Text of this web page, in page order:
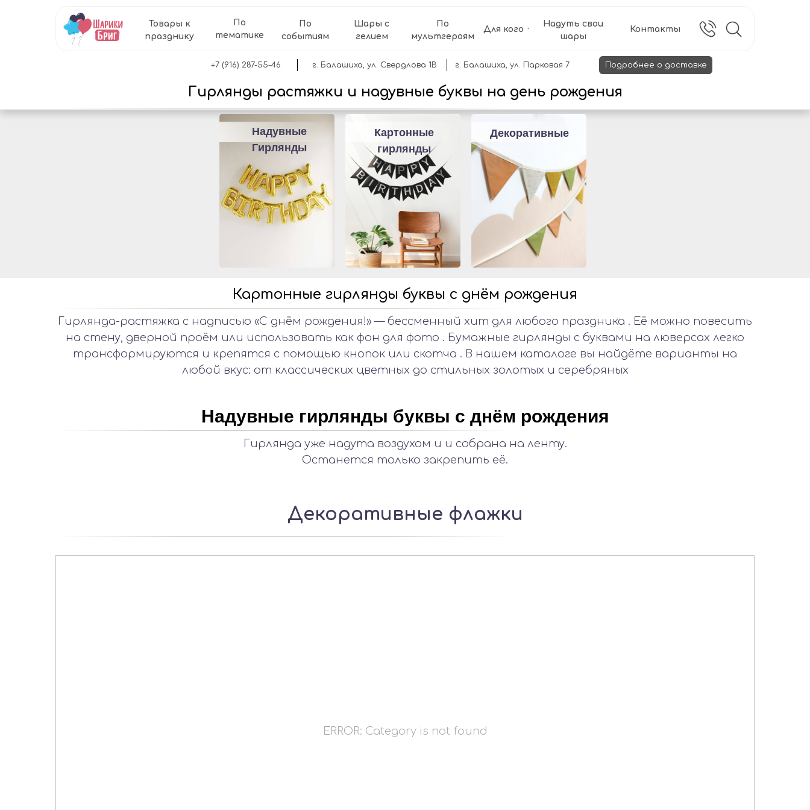
Товары к
празднику
По
тематике
Шары с
гелием
По
событиям
Для кого
Надуть свои
шары
Контакты
По
мультгероям
Подробнее о доставке
+7 (916) 287-55-46 г. Балашиха, ул. Парковая 7
г. Балашиха, ул. Свердлова 1В
Гирлянды растяжки и надувные буквы на день рождения
Надувные
Гирлянды
Картонные
гирлянды
Декоративные
Картонные гирлянды буквы с днём рождения
Гирлянда-растяжка с надписью «С днём рождения!» — бессменный хит для любого праздника . Её можно повесить
на стену, дверной проём или использовать как фон для фото . Бумажные гирлянды с буквами на люверсах легко
трансформируются и крепятся с помощью кнопок или скотча . В нашем каталоге вы найдёте варианты на
любой вкус: от классических цветных до стильных золотых и серебряных
Надувные гирлянды буквы с днём рождения
Гирлянда уже надута воздухом и и собрана на ленту.
Останется только закрепить её.
Декоративные флажки
ERROR: Category is not found